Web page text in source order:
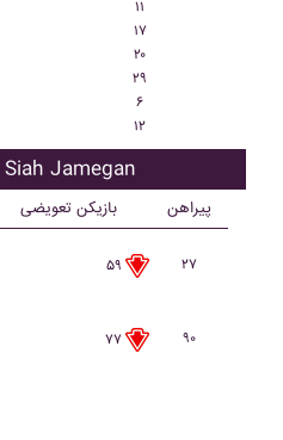
۱۱
۱۷
۲۰
۲۹
۶
۱۲
بازیکنان اصلی Siah Jamegan
بازیکن تعویضی پیراهن
۵۹
۲۷
۷۷
۹۰